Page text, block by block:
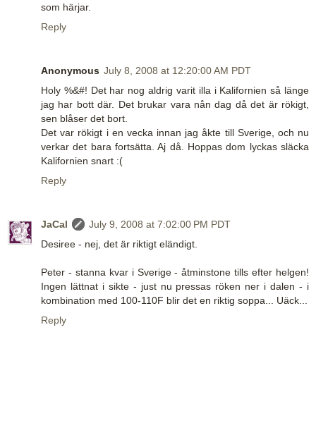
som härjar.
Reply
Anonymous July 8, 2008 at 12:20:00 AM PDT
Holy %&#! Det har nog aldrig varit illa i Kalifornien så länge
jag har bott där. Det brukar vara nån dag då det är rökigt,
sen blåser det bort.
Det var rökigt i en vecka innan jag åkte till Sverige, och nu
verkar det bara fortsätta. Aj då. Hoppas dom lyckas släcka
Kalifornien snart :(
Reply
JaCal
July 9, 2008 at 7:02:00 PM PDT
Desiree - nej, det är riktigt eländigt.
Peter - stanna kvar i Sverige - åtminstone tills efter helgen!
Ingen lättnat i sikte - just nu pressas röken ner i dalen - i
kombination med 100-110F blir det en riktig soppa... Uäck...
Reply